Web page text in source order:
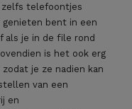
zelfs telefoontjes
bent in een
als je in de file rond
is het ook erg
je ze nadien kan
van een
en